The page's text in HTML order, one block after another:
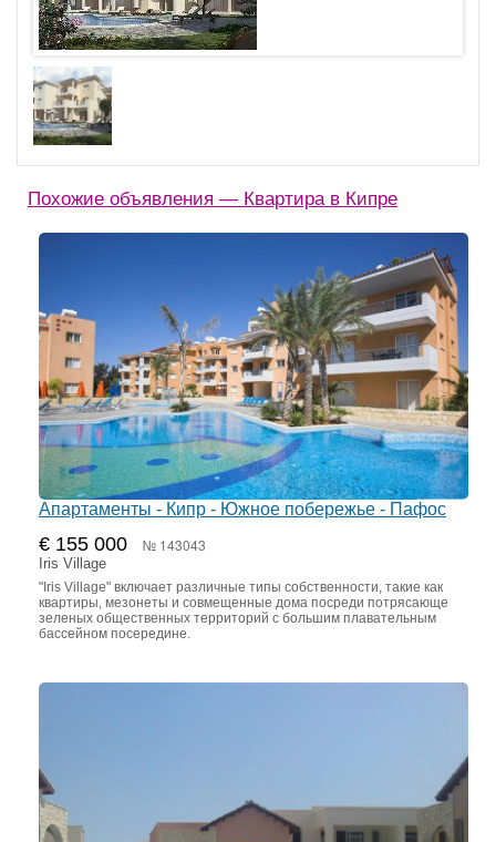
Похожие объявления — Квартира в Кипре
Апартаменты - Кипр - Южное побережье - Пафос
€ 155 000 № 143043
Iris Village
"Iris Village" включает различные типы собственности, такие как
квартиры, мезонеты и совмещенные дома посреди потрясающе
зеленых общественных территорий с большим плавательным
бассейном посередине.